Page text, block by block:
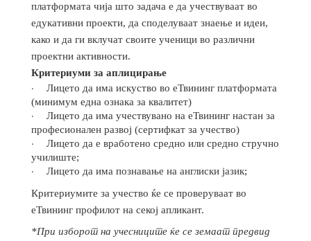
платформата чија што задача е да учествуваат во
едукативни проекти, да споделуваат знаење и идеи,
како и да ги вклучат своите ученици во различни
проектни активности.
Критериуми за аплицирање
·
Лицето да има искуство во еТвининг платформата
(минимум една ознака за квалитeт)
·
Лицето да има учествувано на еТвининг настан за
професионален развој (сертифкат за учество)
·
Лицето да е вработено средно или средно стручно
училиште;
·
Лицето да има познавање на англиски јазик;
Критериумите за учество ќе се проверуваат во
еТвининг профилот на секој апликант.
*При изборот на учесниците ќе се земаат предвид